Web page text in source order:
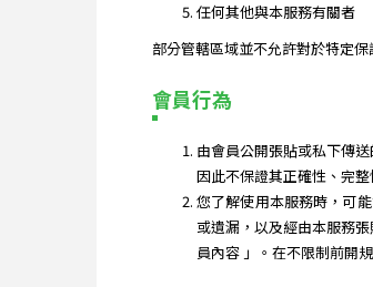
任何其他與本服務有關者
部分管轄區域並不允許對於特定
會員行為
由會員公開張貼或私下傳
因此不保證其正確性、完整
您了解使用本服務時，可
或遺漏，以及經由本服務
員內容 」。在不限制前開